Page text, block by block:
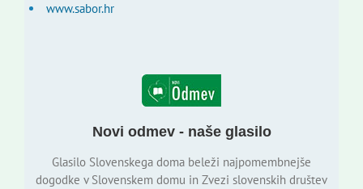
www.sabor.hr
Novi odmev - naše glasilo
Glasilo Slovenskega doma beleži najpomembnejše
dogodke v Slovenskem domu in Zvezi slovenskih društev